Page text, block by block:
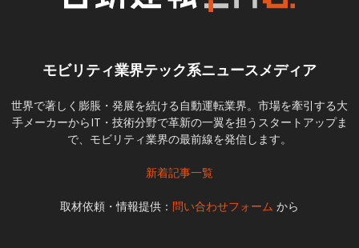
モビリティ業界テック系ニュースメディア
世界で著しく膨脹・発展を続ける自動運転業界。市場を牽引する大
手メーカーからIT・技術分野で革新の一翼を担うスタートアップま
で、モビリティ業界の最前線を発信します。
新着記事一覧
取材依頼・情報提供： 問い合わせフォーム から